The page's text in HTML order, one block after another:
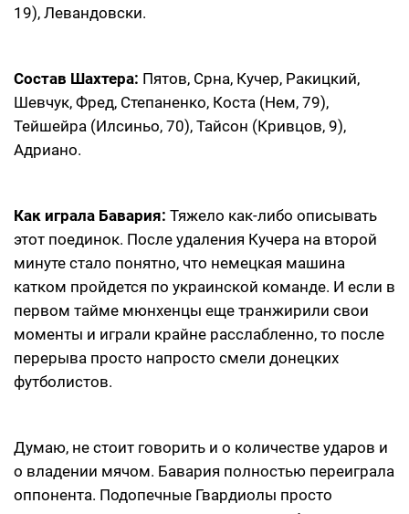
19), Левандовски.
Состав Шахтера: Пятов, Срна, Кучер, Ракицкий,
Шевчук, Фред, Степаненко, Коста (Нем, 79),
Тейшейра (Илсиньо, 70), Тайсон (Кривцов, 9),
Адриано.
Как играла Бавария: Тяжело как-либо описывать
этот поединок. После удаления Кучера на второй
минуте стало понятно, что немецкая машина
катком пройдется по украинской команде. И если в
первом тайме мюнхенцы еще транжирили свои
моменты и играли крайне расслабленно, то после
перерыва просто напросто смели донецких
футболистов.
Думаю, не стоит говорить и о количестве ударов и
о владении мячом. Бавария полностью переиграла
оппонента. Подопечные Гвардиолы просто